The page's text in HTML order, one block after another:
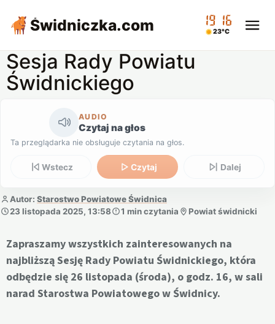
Świdniczka.com 19:16
23°C
Sesja Rady Powiatu
Świdnickiego
AUDIO
Czytaj na głos
Ta przeglądarka nie obsługuje czytania na głos.
Wstecz Czytaj Dalej
Autor: Starostwo Powiatowe Świdnica
23 listopada 2025, 13:58
1 min czytania Powiat świdnicki
Zapraszamy wszystkich zainteresowanych na
najbliższą Sesję Rady Powiatu Świdnickiego, która
odbędzie się 26 listopada (środa), o godz. 16, w sali
narad Starostwa Powiatowego w Świdnicy.